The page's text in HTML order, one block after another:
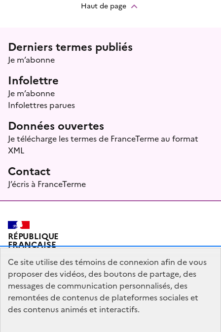
Haut de page
Menu prefooter
Derniers termes publiés
Je m’abonne
Infolettre
Je m’abonne
Infolettres parues
Données ouvertes
Je télécharge les termes de FranceTerme au format
XML
Contact
J’écris à FranceTerme
RÉPUBLIQUE
FRANÇAISE
Plan du site Mentions légales Qui sommes-nous ?
Partagez votre expérience pour améliorer les services
Ce site utilise des témoins de connexion afin de vous
proposer des vidéos, des boutons de partage, des
messages de communication personnalisés, des
remontées de contenus de plateformes sociales et
des contenus animés et interactifs.